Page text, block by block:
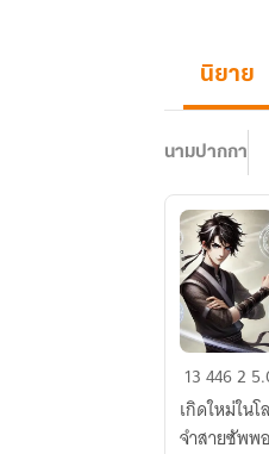
นิยาย
นามปากกา
Douluo:ข้
จะ
พิชิต
134462
เกิดใหม่ใน
จำสายซัพพ